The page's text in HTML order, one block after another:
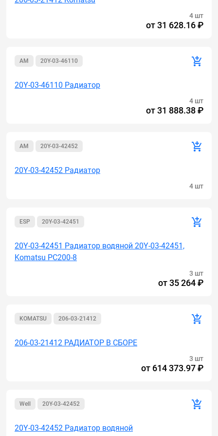
4 шт
от31 628.16 ₽
AM 20Y-03-46110
20Y-03-46110 Радиатор
4 шт
от31 888.38 ₽
AM 20Y-03-42452
20Y-03-42452 Радиатор
4 шт
ESP 20Y-03-42451
20Y-03-42451 Радиатор водяной 20Y-03-42451,
Komatsu PC200-8
3 шт
от35 264 ₽
KOMATSU 206-03-21412
206-03-21412 РАДИАТОР В СБОРЕ
3 шт
от 614 373.97 ₽
Well 20Y-03-42452
20Y-03-42452 Радиатор водяной